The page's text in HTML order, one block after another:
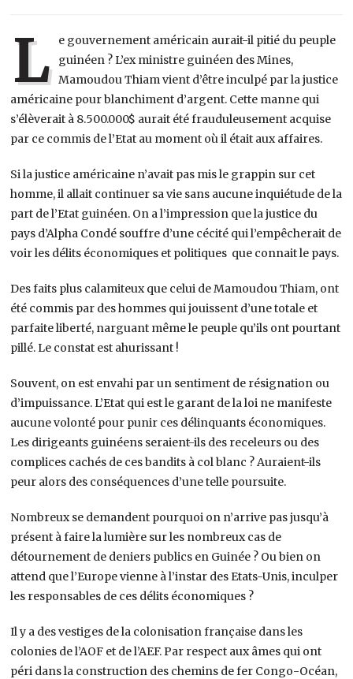
L e gouvernement américain aurait-il pitié du peuple
guinéen ? L’ex ministre guinéen des Mines,
Mamoudou Thiam vient d’être inculpé par la justice
américaine pour blanchiment d’argent. Cette manne qui
s’élèverait à 8.500.000$ aurait été frauduleusement acquise
par ce commis de l’Etat au moment où il était aux affaires.
Si la justice américaine n’avait pas mis le grappin sur cet
homme, il allait continuer sa vie sans aucune inquiétude de la
part de l’Etat guinéen. On a l’impression que la justice du
pays d’Alpha Condé souffre d’une cécité qui l’empêcherait de
voir les délits économiques et politiques que connait le pays.
Des faits plus calamiteux que celui de Mamoudou Thiam, ont
été commis par des hommes qui jouissent d’une totale et
parfaite liberté, narguant même le peuple qu’ils ont pourtant
pillé. Le constat est ahurissant !
Souvent, on est envahi par un sentiment de résignation ou
d’impuissance. L’Etat qui est le garant de la loi ne manifeste
aucune volonté pour punir ces délinquants économiques.
Les dirigeants guinéens seraient-ils des receleurs ou des
complices cachés de ces bandits à col blanc ? Auraient-ils
peur alors des conséquences d’une telle poursuite.
Nombreux se demandent pourquoi on n’arrive pas jusqu’à
présent à faire la lumière sur les nombreux cas de
détournement de deniers publics en Guinée ? Ou bien on
attend que l’Europe vienne à l’instar des Etats-Unis, inculper
les responsables de ces délits économiques ?
Il y a des vestiges de la colonisation française dans les
colonies de l’AOF et de l’AEF. Par respect aux âmes qui ont
péri dans la construction des chemins de fer Congo-Océan,